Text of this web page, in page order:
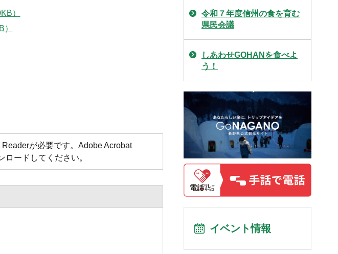
）
が必要です。Adobe Acrobat
ードしてください。
令和７年度信州の食を育む
県民会議
しあわせGOHANを食べよ
う！
イベント情報